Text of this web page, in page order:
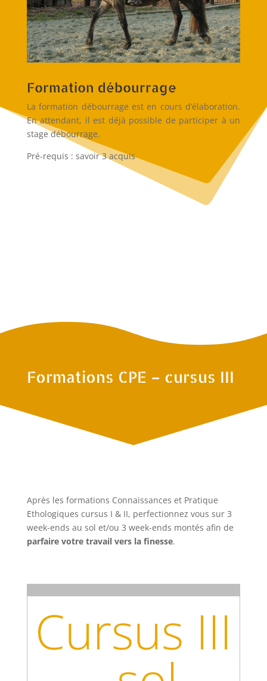
Formation débourrage
La formation débourrage est en cours d’élaboration.
En attendant, il est déjà possible de participer à un
stage débourrage.
Pré-requis : savoir 3 acquis
Formations CPE – cursus III
Après les formations Connaissances et Pratique
Ethologiques cursus I & II, perfectionnez vous sur 3
week-ends au sol et/ou 3 week-ends montés afin de
parfaire votre travail vers la finesse.
Cursus III